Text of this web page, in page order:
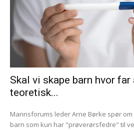
Skal vi skape barn hvor
teoretisk...
Mannsforums leder Arne Børke spør
barn som kun har "prøverørsfedre" til